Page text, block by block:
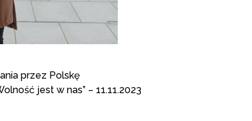
przez Polskę
jest w nas” – 11.11.2023